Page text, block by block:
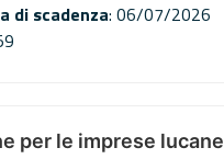
di scadenza: 06/07/2026
per le imprese lucane